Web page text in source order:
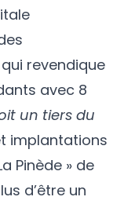
revendique
avec 8
un tiers du
implantations
Pinède » de
d’être un